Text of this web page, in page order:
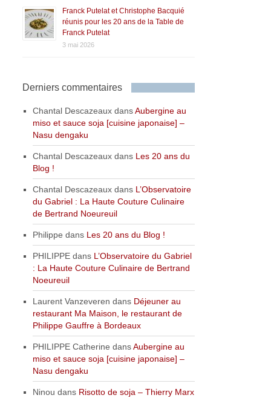
Franck Putelat et Christophe Bacquié
réunis pour les 20 ans de la Table de
Franck Putelat
3 mai 2026
Derniers commentaires
Chantal Descazeaux dansAubergine au
miso et sauce soja [cuisine japonaise] –
Nasu dengaku
Chantal Descazeaux dans Les 20 ans du
Blog !
Chantal Descazeaux dans L’Observatoire
du Gabriel : La Haute Couture Culinaire
de Bertrand Noeureuil
Philippe dans Les 20 ans du Blog !
PHILIPPE dans L’Observatoire du Gabriel
: La Haute Couture Culinaire de Bertrand
Noeureuil
Laurent Vanzeveren dans Déjeuner au
restaurant Ma Maison, le restaurant de
Philippe Gauffre à Bordeaux
PHILIPPE Catherine dansAubergine au
miso et sauce soja [cuisine japonaise] –
Nasu dengaku
Ninou dans Risotto de soja – Thierry Marx